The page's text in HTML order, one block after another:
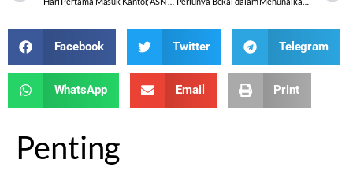
Facebook Twitter Telegram
WhatsApp Email Print
Penting